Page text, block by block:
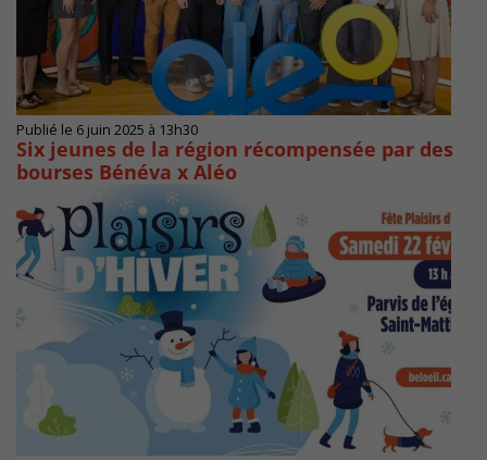
Publié le 6 juin 2025 à 13h30
Six jeunes de la région récompensée par des
bourses Bénéva x Aléo